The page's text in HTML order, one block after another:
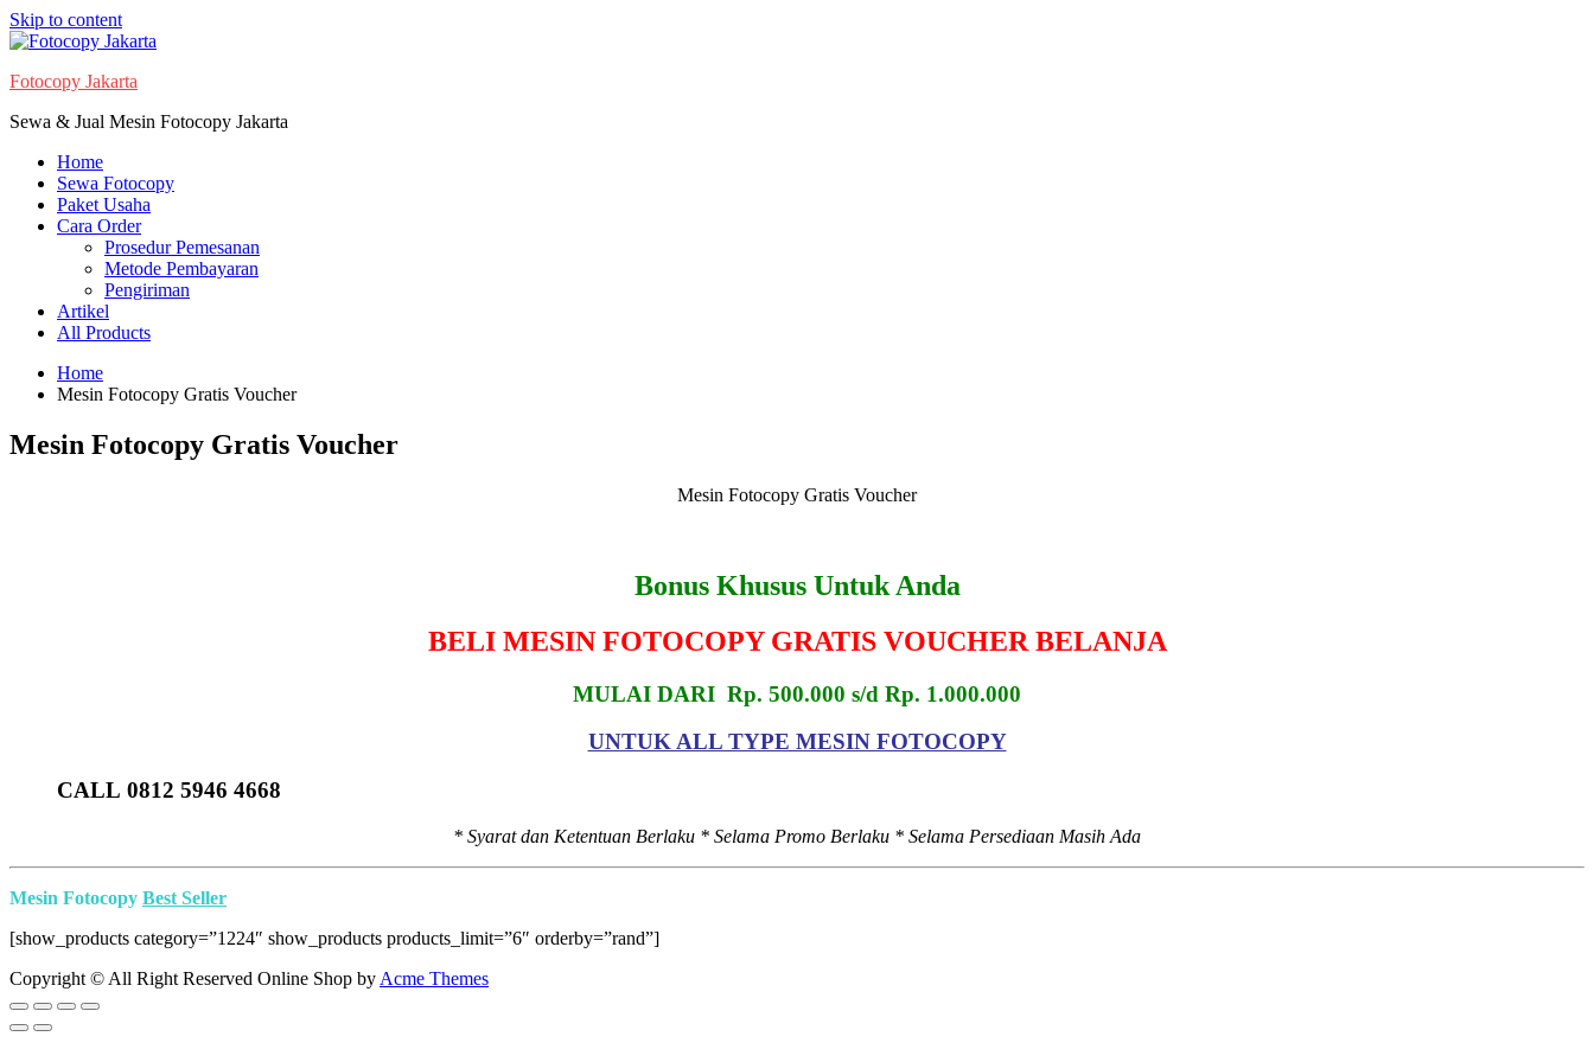
Skip to content
Fotocopy Jakarta
Sewa & Jual Mesin Fotocopy Jakarta
Home
Sewa Fotocopy
Paket Usaha
Cara Order
Prosedur Pemesanan
Metode Pembayaran
Pengiriman
Artikel
All Products
Home
Mesin Fotocopy Gratis Voucher
Mesin Fotocopy Gratis Voucher
Mesin Fotocopy Gratis Voucher
Bonus Khusus Untuk Anda
BELI MESIN FOTOCOPY GRATIS VOUCHER BELANJA
MULAI DARI Rp. 500.000 s/d Rp. 1.000.000
UNTUK ALL TYPE MESIN FOTOCOPY
CALL 0812 5946 4668
* Syarat dan Ketentuan Berlaku * Selama Promo Berlaku * Selama Persediaan Masih Ada
Mesin Fotocopy Best Seller
[show_products category=”1224″ show_products products_limit=”6″ orderby=”rand”]
Copyright © All Right Reserved Online Shop by Acme Themes